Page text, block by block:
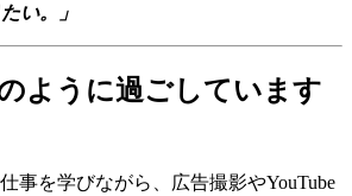
い。」
ように過ごしています
事を学びながら、広告撮影やYouTube